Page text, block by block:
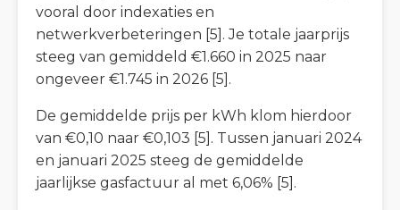
vooral door indexaties en
netwerkverbeteringen [5]. Je totale jaarprijs
steeg van gemiddeld €1.660 in 2025 naar
ongeveer €1.745 in 2026 [5].
De gemiddelde prijs per kWh klom hierdoor
van €0,10 naar €0,103 [5]. Tussen januari 2024
en januari 2025 steeg de gemiddelde
jaarlijkse gasfactuur al met 6,06% [5].